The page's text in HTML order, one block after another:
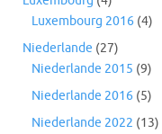
Luxembourg 2016 (4)
Niederlande (27)
Niederlande 2015 (9)
Niederlande 2016 (5)
Niederlande 2022 (13)